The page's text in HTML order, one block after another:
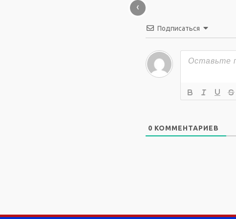
‹
Подписаться
0 КОММЕНТАРИЕВ